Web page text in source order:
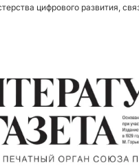
цифрового развития,